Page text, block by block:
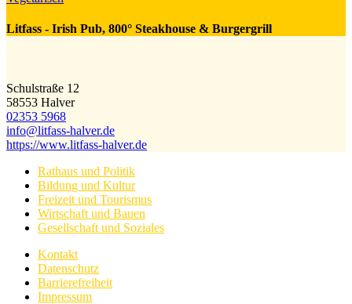
Litfass - Irish Pub, 800° Steakhouse & Burgergrill
Schulstraße 12
58553 Halver
02353 5968
info@​litfass-halver.de
https://www.litfass-halver.de
Rathaus und Politik
Bildung und Kultur
Freizeit und Tourismus
Wirtschaft und Bauen
Gesellschaft und Soziales
Kontakt
Datenschutz
Barrierefreiheit
Impressum